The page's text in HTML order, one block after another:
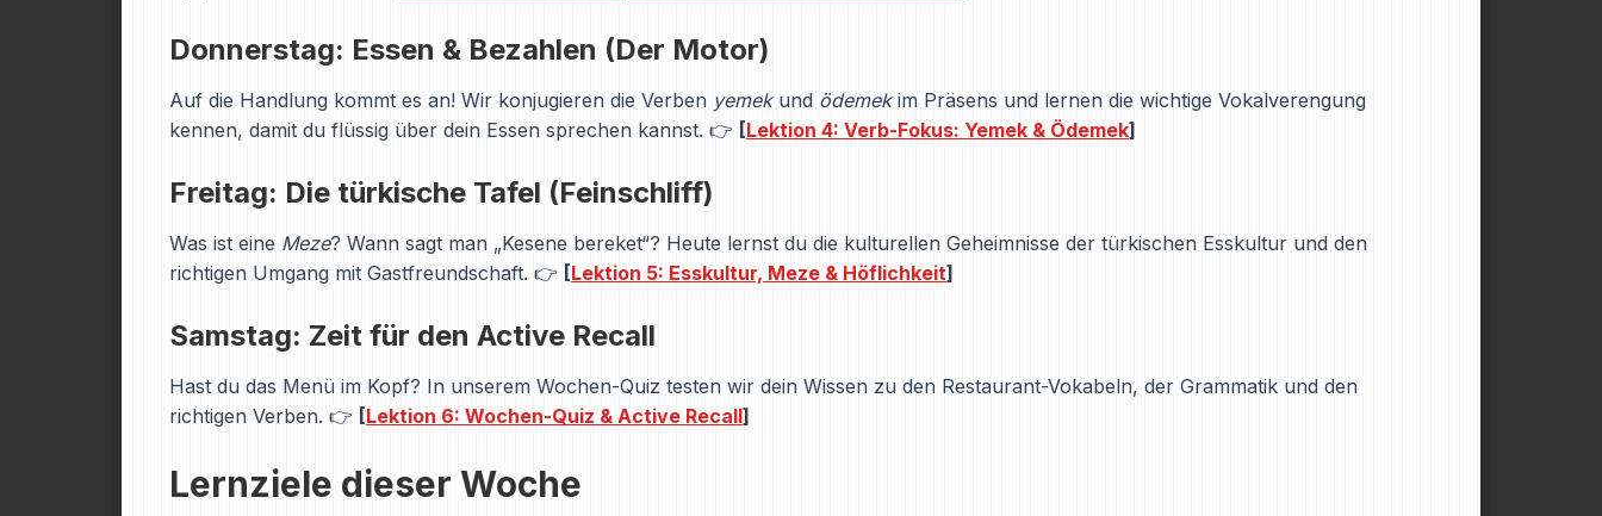
Donnerstag: Essen & Bezahlen (Der Motor)
Auf die Handlung kommt es an! Wir konjugieren die Verben yemekund ödemekim Präsens und lernen die wichtige Vokalverengung
kennen, damit du flüssig über dein Essen sprechen kannst. 👉 [Lektion 4: Verb-Fokus: Yemek & Ödemek]
Freitag: Die türkische Tafel (Feinschliff)
Was ist eine Meze? Wann sagt man „Kesene bereket“? Heute lernst du die kulturellen Geheimnisse der türkischen Esskultur und den
richtigen Umgang mit Gastfreundschaft. 👉 [Lektion 5: Esskultur, Meze & Höflichkeit]
Samstag: Zeit für den Active Recall
Hast du das Menü im Kopf? In unserem Wochen-Quiz testen wir dein Wissen zu den Restaurant-Vokabeln, der Grammatik und den
richtigen Verben. 👉 [Lektion 6: Wochen-Quiz & Active Recall]
Lernziele dieser Woche